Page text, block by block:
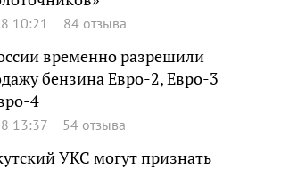
10:21 84 отзыва
временно разрешили
бензина Евро-2, Евро-3
4
13:37 54 отзыва
УКС могут признать